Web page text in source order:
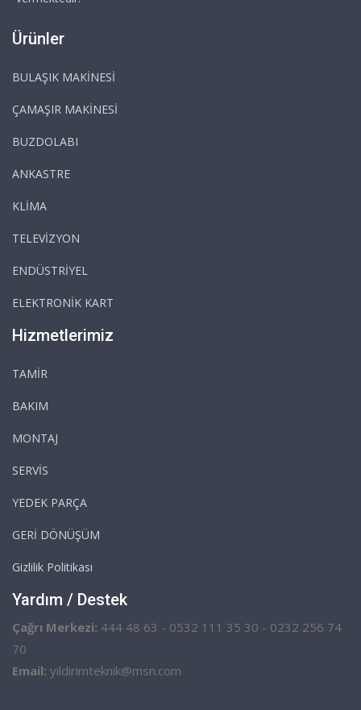
Ürünler
BULAŞIK MAKİNESİ
ÇAMAŞIR MAKİNESİ
BUZDOLABI
ANKASTRE
KLİMA
TELEVİZYON
ENDÜSTRİYEL
ELEKTRONİK KART
Hizmetlerimiz
TAMİR
BAKIM
MONTAJ
SERVİS
YEDEK PARÇA
GERİ DÖNÜŞÜM
Gizlilik Politikası
Yardım / Destek
Çağrı Merkezi: 444 48 63 - 0532 111 35 30 - 0232 256 74
70
Email: yildirimteknik@msn.com